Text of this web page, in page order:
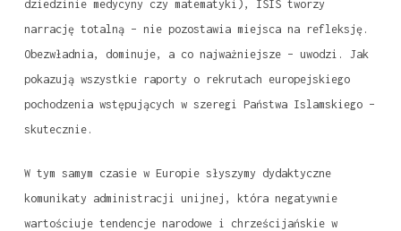
dziedzinie medycyny czy matematyki), ISIS tworzy
narrację totalną – nie pozostawia miejsca na refleksję.
Obezwładnia, dominuje, a co najważniejsze – uwodzi. Jak
pokazują wszystkie raporty o rekrutach europejskiego
pochodzenia wstępujących w szeregi Państwa Islamskiego –
skutecznie.
W tym samym czasie w Europie słyszymy dydaktyczne
komunikaty administracji unijnej, która negatywnie
wartościuje tendencje narodowe i chrześcijańskie w